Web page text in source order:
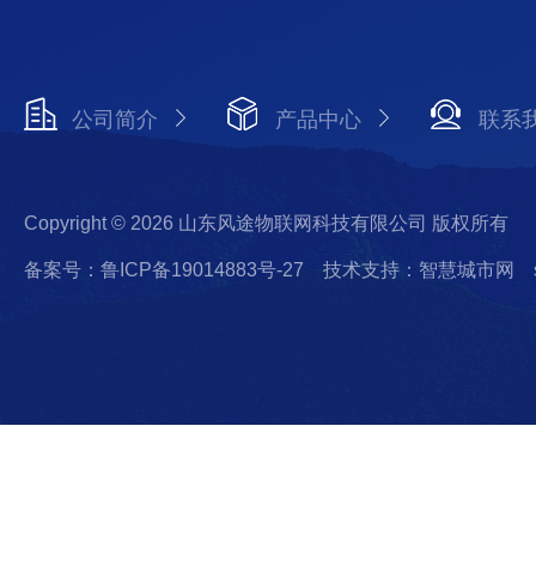
公司简介 产品中心 联系
Copyright © 2026 山东风途物联网科技有限公司 版权所有
备案号：鲁ICP备19014883号-27 技术支持：智慧城市网